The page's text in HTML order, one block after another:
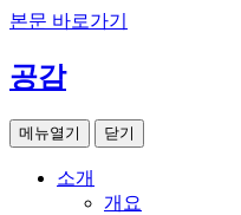
본문 바로가기
공감
메뉴열기 닫기
소개
개요